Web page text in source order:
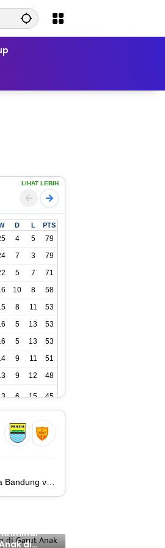
LIHAT LEBIH
D L PTS
4 5
79
7 3
79
5 7
71
10 8
58
8 11
53
5 13
53
5 13
53
9 11
51
9 12
48
6 15 45
6 17
8 10 16 34
di